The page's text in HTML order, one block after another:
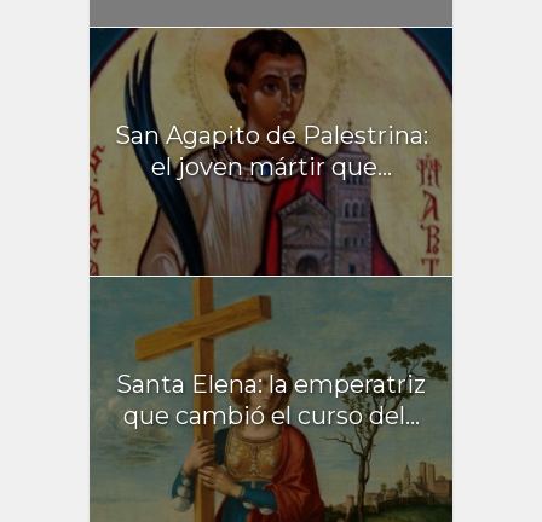
San Agapito de Palestrina:
el joven mártir que...
Santa Elena: la emperatriz
que cambió el curso del...